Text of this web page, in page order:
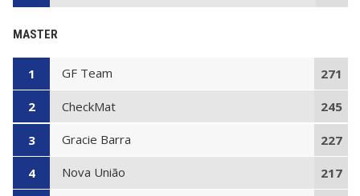
MASTER
1 GF Team 271
2 CheckMat 245
3 Gracie Barra 227
4 Nova União 217